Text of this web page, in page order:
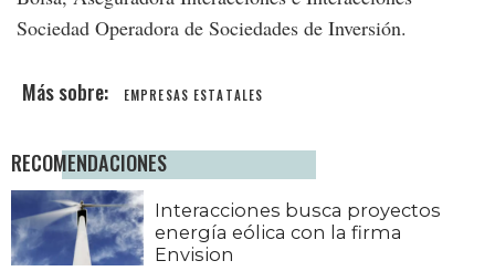
Sociedad Operadora de Sociedades de Inversión.
EMPRESAS ESTATALES
RECOMENDACIONES
Interacciones busca proyectos
energía eólica con la firma
Envision